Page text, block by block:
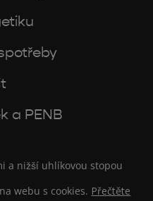
a PENB
a nižší uhlíkovou stopou
webu s cookies. Přečtěte